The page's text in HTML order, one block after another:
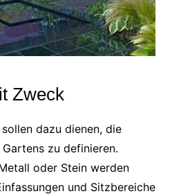
Zweck
dazu dienen, die
zu definieren.
oder Stein werden
und Sitzbereiche